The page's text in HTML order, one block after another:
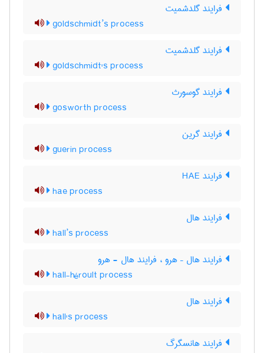
فرایند گلدشمیت
goldschmidt’s process
فرایند گلدشمیت
goldschmidt's process
فرایند گوسورث
gosworth process
فرایند گرین
guerin process
فرایند HAE
hae process
فرایند هال
hall’s process
فرایند هال – هرو ، فرایند هال - هرو
hall-héroult process
فرایند هال
hall's process
فرایند هانسگرگ